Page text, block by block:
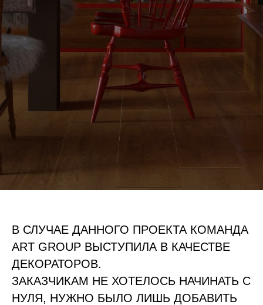
В СЛУЧАЕ ДАННОГО ПРОЕКТА КОМАНДА
ART GROUP ВЫСТУПИЛА В КАЧЕСТВЕ
ДЕКОРАТОРОВ.
ЗАКАЗЧИКАМ НЕ ХОТЕЛОСЬ НАЧИНАТЬ С
НУЛЯ, НУЖНО БЫЛО ЛИШЬ ДОБАВИТЬ